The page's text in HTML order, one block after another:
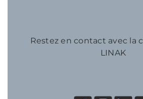
Restez en contact avec la
LINAK